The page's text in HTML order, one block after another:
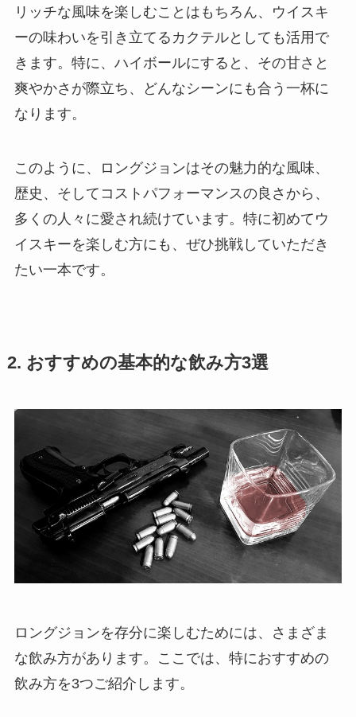
リッチな風味を楽しむことはもちろん、ウイスキ
ーの味わいを引き立てるカクテルとしても活用で
きます。特に、ハイボールにすると、その甘さと
爽やかさが際立ち、どんなシーンにも合う一杯に
なります。
このように、ロングジョンはその魅力的な風味、
歴史、そしてコストパフォーマンスの良さから、
多くの人々に愛され続けています。特に初めてウ
イスキーを楽しむ方にも、ぜひ挑戦していただき
たい一本です。
2. おすすめの基本的な飲み方3選
ロングジョンを存分に楽しむためには、さまざま
な飲み方があります。ここでは、特におすすめの
飲み方を3つご紹介します。